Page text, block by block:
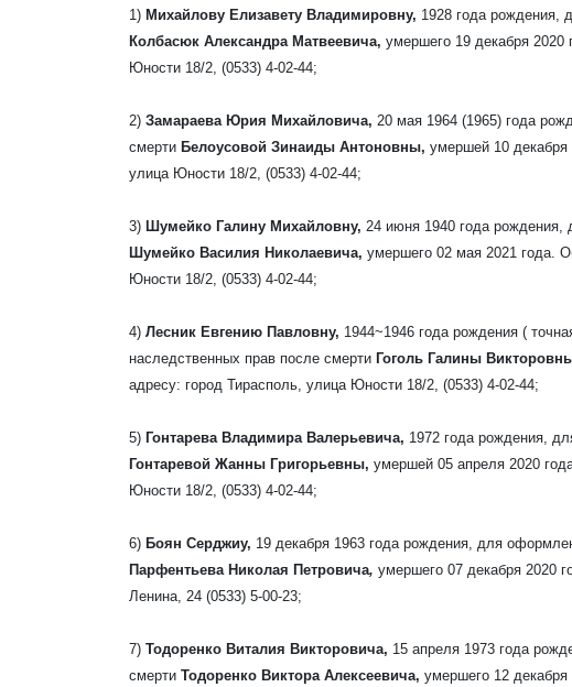
1) Михайлову Елизавету Владимировну, 1928 года рождения,
Колбасюк Александра Матвеевича, умершего 19 декабря 2020
Юности 18/2, (0533) 4-02-44;
2) Замараева Юрия Михайловича, 20 мая 1964 (1965) года
смерти Белоусовой Зинаиды Антоновны, умершей 10 декабря
улица Юности 18/2, (0533) 4-02-44;
3) Шумейко Галину Михайловну, 24 июня 1940 года рождения,
Шумейко Василия Николаевича, умершего 02 мая 2021 года.
Юности 18/2, (0533) 4-02-44;
4) Лесник Евгению Павловну, 1944~1946 года рождения (
наследственных прав после смерти Гоголь Галины
адресу: город Тирасполь, улица Юности 18/2, (0533) 4-02-44;
5) Гонтарева Владимира Валерьевича, 1972 года рождения,
Гонтаревой Жанны Григорьевны, умершей 05 апреля 2020
Юности 18/2, (0533) 4-02-44;
6) Боян Серджиу, 19 декабря 1963 года рождения, для
Парфентьева Николая Петровича, умершего 07 декабря 2020
Ленина, 24 (0533) 5-00-23;
7) Тодоренко Виталия Викторовича, 15 апреля 1973 года
смерти Тодоренко Виктора Алексеевича, умершего 12